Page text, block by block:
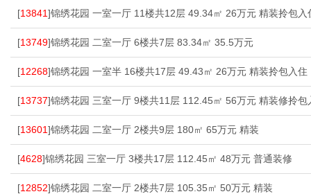
[13841]锦绣花园 一室一厅 11楼共12层 49.34㎡ 26万元 精装拎包入
[13749]锦绣花园 二室一厅 6楼共7层 83.34㎡ 35.5万元
[12268]锦绣花园 一室半 16楼共17层 49.43㎡ 26万元 精装拎包入住
[13737]锦绣花园 三室一厅 9楼共11层 112.45㎡ 56万元 精装修拎包
[13601]锦绣花园 二室一厅 2楼共9层 180㎡ 65万元 精装
[4628]锦绣花园 三室一厅 3楼共17层 112.45㎡ 48万元 普通装修
[12852]锦绣花园 二室一厅 2楼共7层 105.35㎡ 50万元 精装